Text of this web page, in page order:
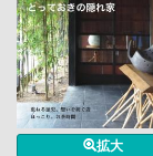
拡大